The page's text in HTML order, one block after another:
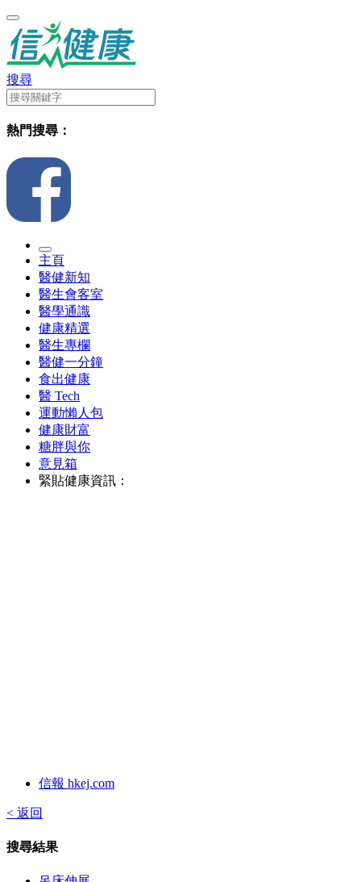
搜尋
熱門搜尋：
主頁
醫健新知
醫生會客室
醫學通識
健康精選
醫生專欄
醫健一分鐘
食出健康
醫 Tech
運動懶人包
健康財富
糖胖與你
意見箱
緊貼健康資訊：
信報 hkej.com
< 返回
搜尋結果